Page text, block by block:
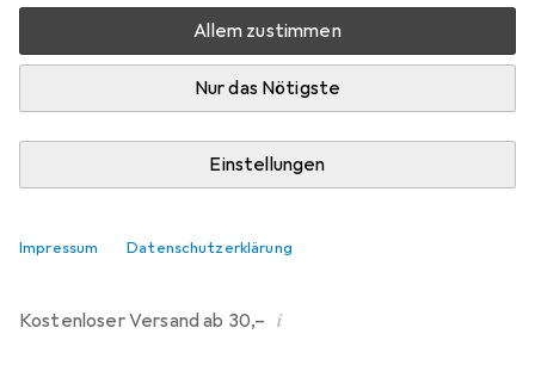
Allem zustimmen
Nur das Nötigste
Einstellungen
Impressum Datenschutzerklärung
Mehr als 10 Stück an Lager beim Drittanbieter
Lieferort angeben für genaue Lieferzeit
In den Warenkorb
Vergleichen
Kostenloser Versand ab 30,– i